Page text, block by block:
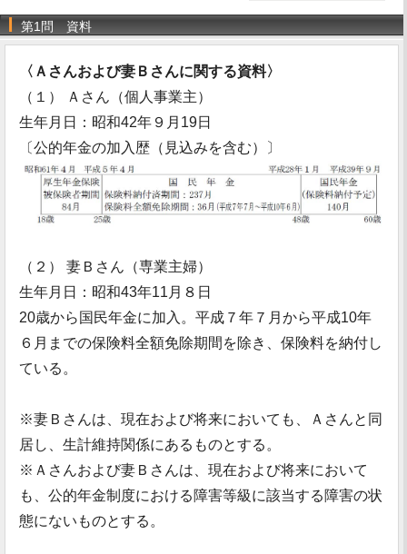
第1問 資料
〈Ａさんおよび妻Ｂさんに関する資料〉
（１） Ａさん（個人事業主）
生年月日：昭和42年９月19日
〔公的年金の加入歴（見込みを含む）〕
（２） 妻Ｂさん（専業主婦）
生年月日：昭和43年11月８日
20歳から国民年金に加入。平成７年７月から平成10年
６月までの保険料全額免除期間を除き、保険料を納付し
ている。
※妻Ｂさんは、現在および将来においても、Ａさんと同
居し、生計維持関係にあるものとする。
※Ａさんおよび妻Ｂさんは、現在および将来において
も、公的年金制度における障害等級に該当する障害の状
態にないものとする。